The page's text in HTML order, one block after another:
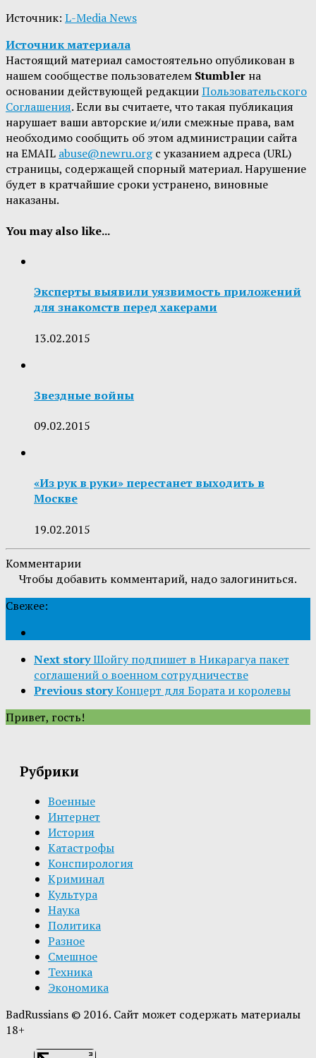
Источник: L-Media News
Источник материала
Настоящий материал самостоятельно опубликован в
нашем сообществе пользователем Stumbler на
основании действующей редакцииПользовательского
Соглашения. Если вы считаете, что такая публикация
нарушает ваши авторские и/или смежные права, вам
необходимо сообщить об этом администрации сайта
на EMAIL abuse@newru.orgс указанием адреса (URL)
страницы, содержащей спорный материал. Нарушение
будет в кратчайшие сроки устранено, виновные
наказаны.
You may also like...
Эксперты выявили уязвимость приложений
для знакомств перед хакерами
13.02.2015
Звездные войны
09.02.2015
«Из рук в руки» перестанет выходить в
Москве
19.02.2015
Комментарии
Чтобы добавить комментарий, надо залогиниться.
Свежее:
Next story Шойгу подпишет в Никарагуа пакет
соглашений о военном сотрудничестве
Previous storyКонцерт для Бората и королевы
Привет, гость!
Рубрики
Военные
Интернет
История
Катастрофы
Конспирология
Криминал
Культура
Наука
Политика
Разное
Смешное
Техника
Экономика
BadRussians © 2016. Сайт может содержать материалы
18+